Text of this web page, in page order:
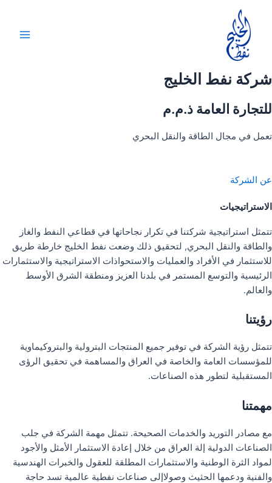
المحتوى
شركة نفط الخليج
للتجارة العامة ذ.م.م
تعمل في مجال الطاقة والنقل البحري
عن الشركة
الاستراتيجيات
تتمثل استراتيجية شركتنا في تكرار نجاحاتها في قطاعي النفط والغاز
والطاقة والنقل البحري, لتحقيق ذلك وضعت نفط الخليج خارطة طريق
للاستثمار في الأفراد والعمليات والاستحواذات الاستراتيجية والاستثمارات
الرئيسية والتوسع المستمر في بلدنا العزيز ومنطقة الشرق الأوسط
والعالم.
رؤيتنا
تتمثل رؤية الشركة في توفير جميع المنتجات البترولية والبتروكيماوية
للمؤسسات العامة والخاصة في العراق والمساهمة في تحقيق الرؤى
المستقبلية لتطور هذه الصناعات.
مهمتنا
مع مصادر التوريد والخدمات الصحيحة. تتمثل مهمة الشركة في جلب
الصناعات الدولية إلة العراق من خلال إعادة الاستثمار الأمثل والأجود
لمواد الثرة الوطنية والاستثمارات المطلقة للعقول والخبرات الهندسية
والفنية ودعمها الحثيث وصولاإلى صناعات نفطية عالمية تسد حاجة